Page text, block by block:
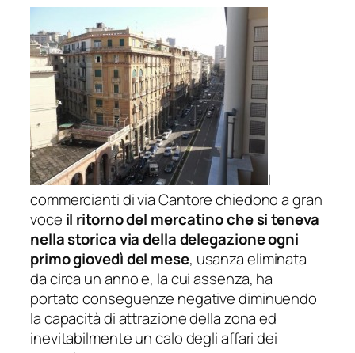
I
commercianti di via Cantore chiedono a gran
voce il ritorno del mercatino che si teneva
nella storica via della delegazione ogni
primo giovedì del mese, usanza eliminata
da circa un anno e, la cui assenza, ha
portato conseguenze negative diminuendo
la capacità di attrazione della zona ed
inevitabilmente un calo degli affari dei